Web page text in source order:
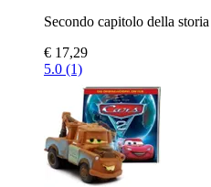
Secondo capitolo della
€ 17,29
5.0 (1)